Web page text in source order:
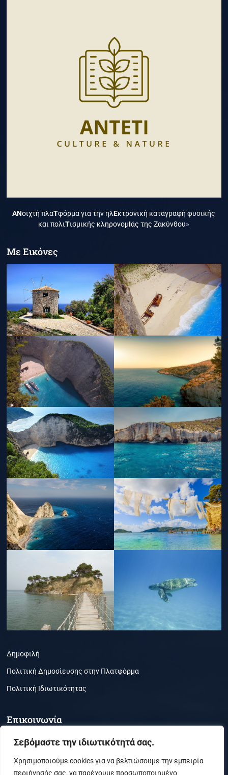
Σεβόμαστε την ιδιωτικότητά σας.
Χρησιμοποιούμε cookies για να βελτιώσουμε την εμπειρία
περιήγησής σας, να παρέχουμε προσωποποιημένο
ΑΝοιχτή πλαΤφόρμα για την ηλΕκτρονική καταγραφή φυσικής
και πολιΤισμικής κληρονομΙάς της Ζακύνθου»
Με Εικόνες
Δημοφιλή
Πολιτική Δημοσίευσης στην Πλατφόρμα
Πολιτική Ιδιωτικότητας
Επικοινωνία
Τμήμα Περιβάλλοντος, Ζάκυνθος, ΤΚ 29100
(30) 26950-21050